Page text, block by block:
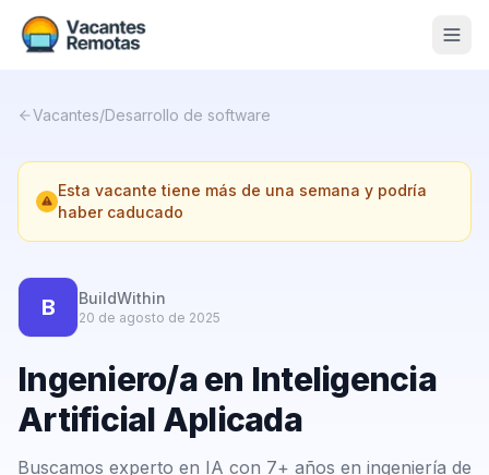
Nosotros
Contacto
Calculadora Freelance
Vacantes/Desarrollo de software
Esta vacante tiene más de una semana y podría
haber caducado
B BuildWithin
20 de agosto de 2025
Ingeniero/a en Inteligencia
Artificial Aplicada
Buscamos experto en IA con 7+ años en ingeniería de